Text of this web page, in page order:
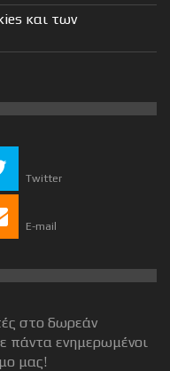
και των
Twitter
E-mail
στο δωρεάν
πάντα ενημερωμένοι
μας!